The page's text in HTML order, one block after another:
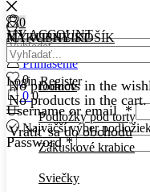
Search
inputPrihlásenie
MY ACCOUNT
LoginRegister
Username or email*
Password*
0
0
MY WISHLIST
No products in the
00
0
NÁKUPNÝ KOŠÍK
No products in the cart.
Vrátiť sa do obchodu
Search
input
Domov
Podložky pod torty
Zákuskové krabice
Sviečky
Najväčší výber